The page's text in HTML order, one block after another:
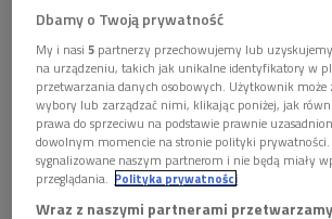
Bogdan Korczowski o Ulicach
 08'48
Materia Prima, Międzynarodowy
Formy - pod takim hasłem odbędą
tegoroczne krakowskie Dedykacje
 09'08
Dbamy o Twoją prywatność
My i nasi5 partnerzy przechowujemy lub
na urządzeniu, takich jak unikalne identyfikatory w
przetwarzania danych osobowych. Użytkownik może
wybory lub zarządzać nimi, klikając poniżej, jak
prawa do sprzeciwu na podstawie prawnie
dowolnym momencie na stronie polityki prywatności.
sygnalizowane naszym partnerom i nie będą miały
przeglądania. Polityka prywatności
Wraz z naszymi partnerami